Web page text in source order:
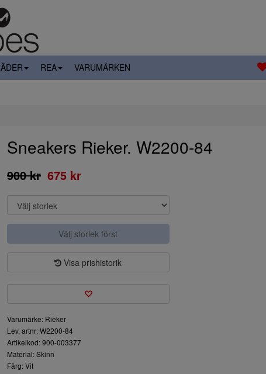
REA VARUMÄRKEN
Sneakers Rieker. W2200-84
900 kr 675 kr
Välj storlek först
Visa prishistorik
Varumärke: Rieker
Lev. artnr: W2200-84
Artikelkod: 900-003377
Material: Skinn
Färg: Vit